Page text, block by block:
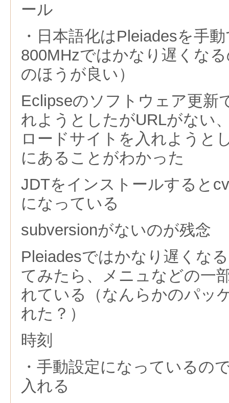
ール
・日本語化はPleiadesを手
800MHzではかなり遅くな
のほうが良い）
Eclipseのソフトウェア更新
れようとしたがURLがない
ロードサイトを入れようと
にあることがわかった
JDTをインストールすると
になっている
subversionがないのが残念
Pleiadesではかなり遅くな
てみたら、メニュなどの一
れている（なんらかのパッ
れた？）
時刻
・手動設定になっているの
入れる